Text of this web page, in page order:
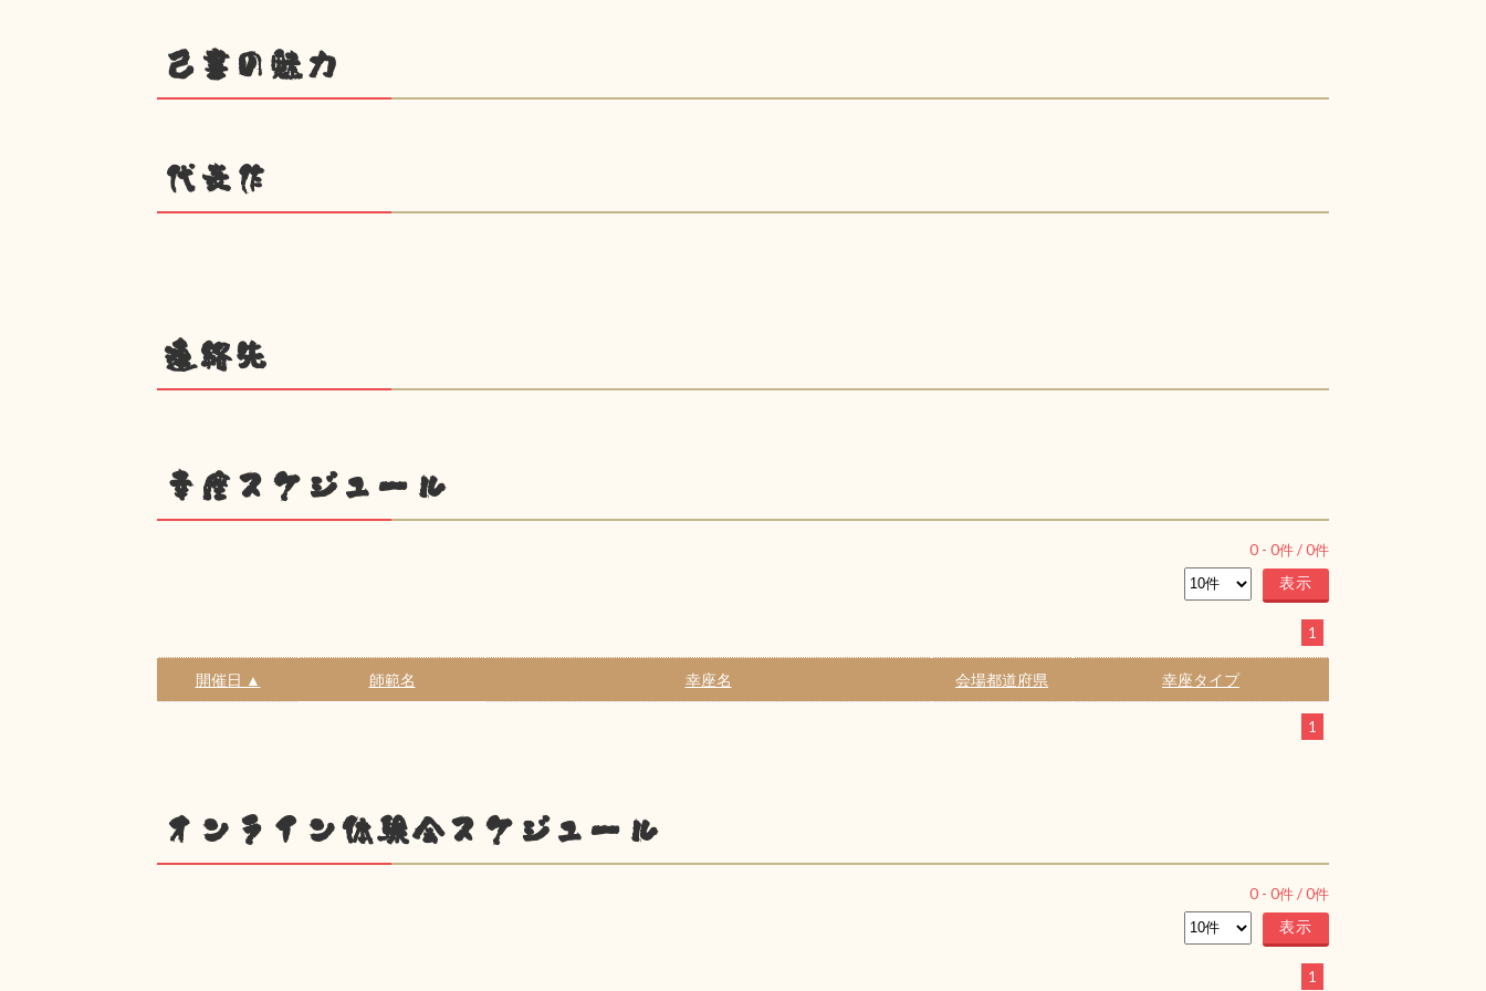
己書の魅力
代表作
連絡先
幸座スケジュール
0 - 0件 /0件
1
開催日 ▲ 師範名 幸座名 会場都道府県 幸座タイプ
1
オンライン体験会スケジュール
0 - 0件 /0件
1